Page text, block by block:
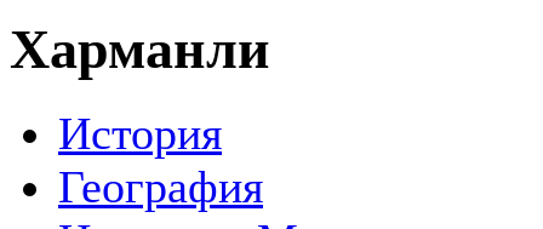
Харманли
История
География